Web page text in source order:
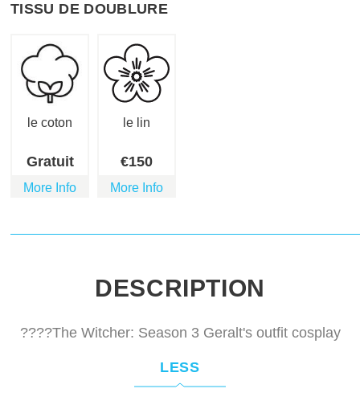
TISSU DE DOUBLURE
le coton
Gratuit
More Info
le lin
€150
More Info
DESCRIPTION
????The Witcher: Season 3 Geralt's outfit cosplay
LESS